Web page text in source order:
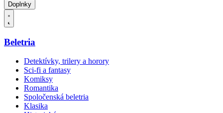
Doplnky
Beletria
Detektívky, trilery a horory
Sci-fi a fantasy
Komiksy
Romantika
Spoločenská beletria
Klasika